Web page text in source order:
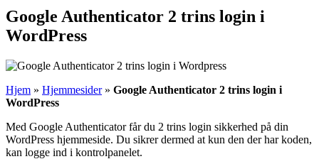
Google Authenticator 2 trins login i
WordPress
Hjem » Hjemmesider» Google Authenticator 2 trins login i
WordPress
Med Google Authenticator får du 2 trins login sikkerhed på din
WordPress hjemmeside. Du sikrer dermed at kun den der har koden,
kan logge ind i kontrolpanelet.